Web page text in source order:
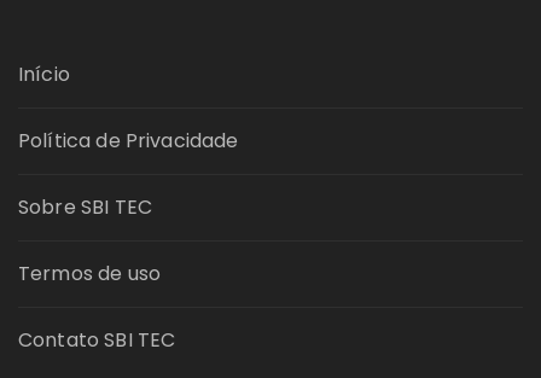
Início
Política de Privacidade
Sobre SBI TEC
Termos de uso
Contato SBI TEC